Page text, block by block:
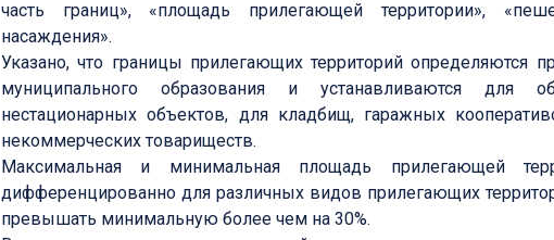
часть границ», «площадь прилегающей территории»,
насаждения».
Указано, что границы прилегающих территорий определяются
муниципального образования и устанавливаются для
нестационарных объектов, для кладбищ, гаражных
некоммерческих товариществ.
Максимальная и минимальная площадь прилегающей
дифференцированно для различных видов прилегающих
превышать минимальную более чем на 30%.